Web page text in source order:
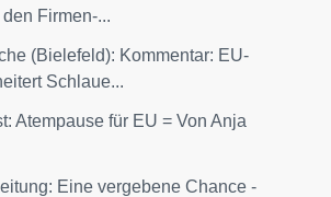
Firmen-...
(Bielefeld): Kommentar: EU-
Schlaue...
Atempause für EU = Von Anja
Eine vergebene Chance -